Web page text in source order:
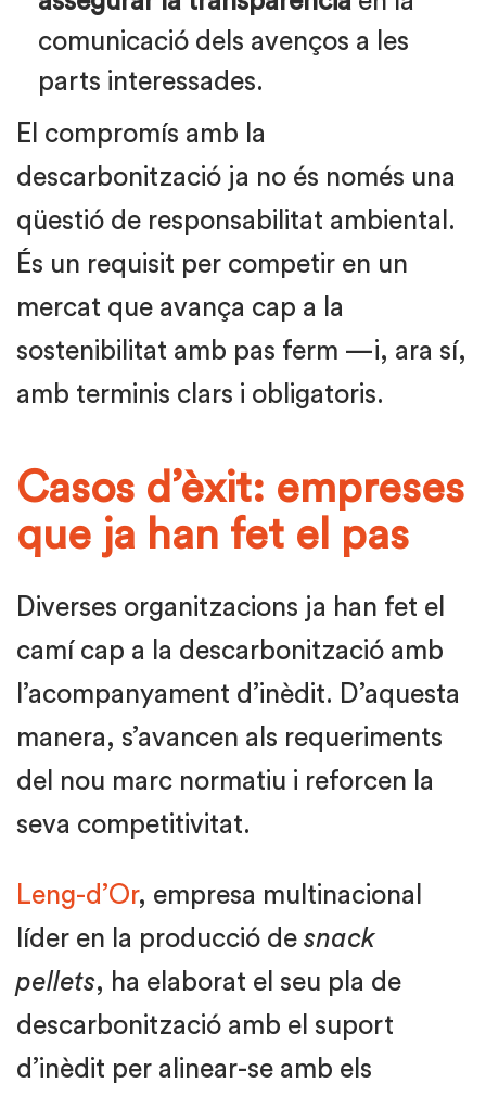
comunicació dels avenços a les
parts interessades.
El compromís amb la
descarbonització ja no és només una
qüestió de responsabilitat ambiental.
És un requisit per competir en un
mercat que avança cap a la
sostenibilitat amb pas ferm —i, ara sí,
amb terminis clars i obligatoris.
Casos d’èxit: empreses
que ja han fet el pas
Diverses organitzacions ja han fet el
camí cap a la descarbonització amb
l’acompanyament d’inèdit. D’aquesta
manera, s’avancen als requeriments
del nou marc normatiu i reforcen la
seva competitivitat.
Leng-d’Or, empresa multinacional
líder en la producció de snack
pellets, ha elaborat el seu pla de
descarbonització amb el suport
d’inèdit per alinear-se amb els